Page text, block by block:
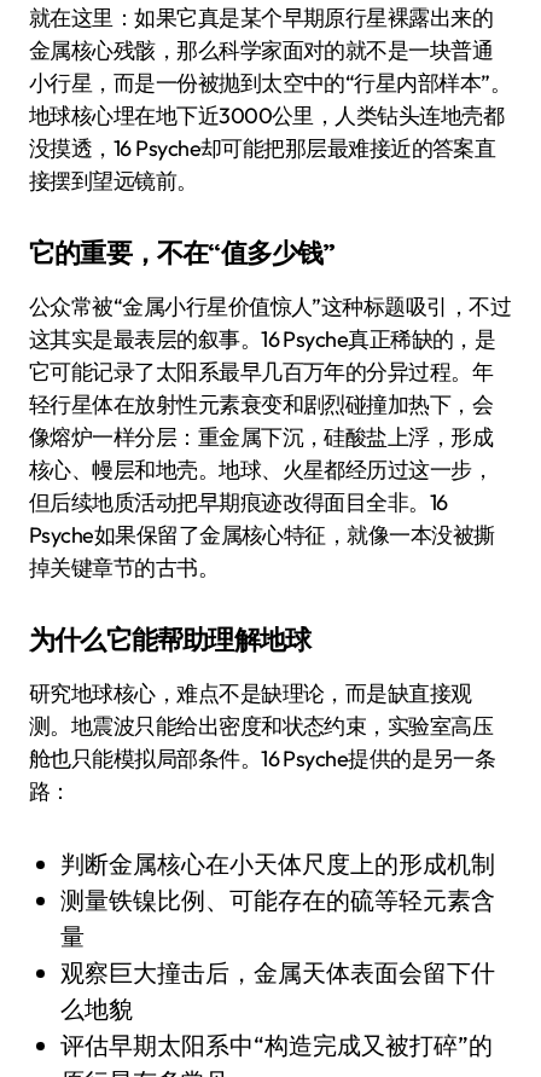
就在这里：如果它真是某个早期原行星裸露出来的
金属核心残骸，那么科学家面对的就不是一块普通
小行星，而是一份被抛到太空中的“行星内部样本”。
地球核心埋在地下近3000公里，人类钻头连地壳都
没摸透，16 Psyche却可能把那层最难接近的答案直
接摆到望远镜前。
它的重要，不在“值多少钱”
公众常被“金属小行星价值惊人”这种标题吸引，不过
这其实是最表层的叙事。16 Psyche真正稀缺的，是
它可能记录了太阳系最早几百万年的分异过程。年
轻行星体在放射性元素衰变和剧烈碰撞加热下，会
像熔炉一样分层：重金属下沉，硅酸盐上浮，形成
核心、幔层和地壳。地球、火星都经历过这一步，
但后续地质活动把早期痕迹改得面目全非。16
Psyche如果保留了金属核心特征，就像一本没被撕
掉关键章节的古书。
为什么它能帮助理解地球
研究地球核心，难点不是缺理论，而是缺直接观
测。地震波只能给出密度和状态约束，实验室高压
舱也只能模拟局部条件。16 Psyche提供的是另一条
路：
判断金属核心在小天体尺度上的形成机制
测量铁镍比例、可能存在的硫等轻元素含
量
观察巨大撞击后，金属天体表面会留下什
么地貌
评估早期太阳系中“构造完成又被打碎”的